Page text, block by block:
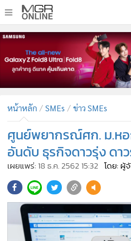
• หน้าหลัก
ทันเหตุการณ์
ภาคใต้
• ภูมิภาค
• บันเทิง
ผู้จัดการรายวัน
• คอลัมนิสต์
• ละคร
• Cyber BIZ
• ผู้จัดกวน
Good health & Well-being
Green Innovation & SD
หน้าหลัก SMEs ข่าว SMEs
ศูนย์พยากรณ์ศก. ม.หอ
อันดับ ธุรกิจดาวรุ่ง ดา
เผยแพร่: 18 ธ.ค. 2562 15:32 โดย: ผู้